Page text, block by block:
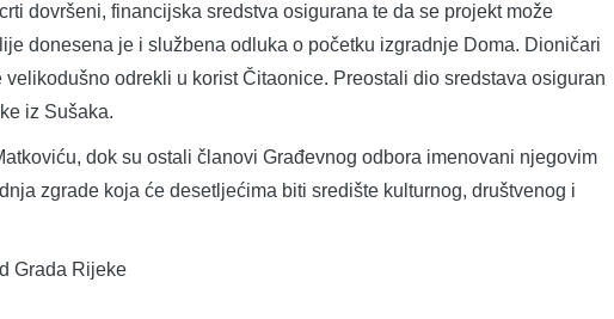
dovršeni, financijska sredstva osigurana te da se projekt može
donesena je i službena odluka o početku izgradnje Doma. Dioničari
odrekli u korist Čitaonice. Preostali dio sredstava osiguran
iz Sušaka.
dok su ostali članovi Građevnog odbora imenovani njegovim
zgrade koja će desetljećima biti središte kulturnog, društvenog i
Grada Rijeke